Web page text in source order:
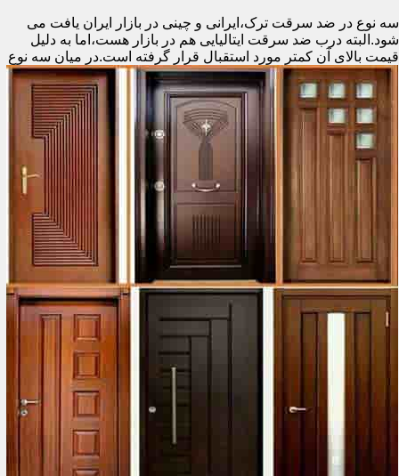
سه نوع در ضد سرقت ترک،ایرانی و چینی در بازار ایران یافت می
شود.البته درب ضد سرقت ایتالیایی هم در بازار هست،اما به دلیل
قیمت بالای آن کمتر مورد استقبال قرار گرفته است.در میان سه نوع